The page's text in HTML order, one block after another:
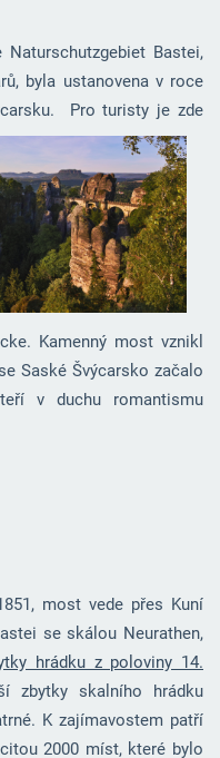
Bastei,
byla ustanovena v roce
Pro turisty je zde
Kamenný most vznikl
Saské Švýcarsko začalo
v duchu romantismu
most vede přes Kuní
se skálou Neurathen,
hrádku z poloviny 14.
zbytky skalního hrádku
K zajímavostem patří
2000 míst, které bylo